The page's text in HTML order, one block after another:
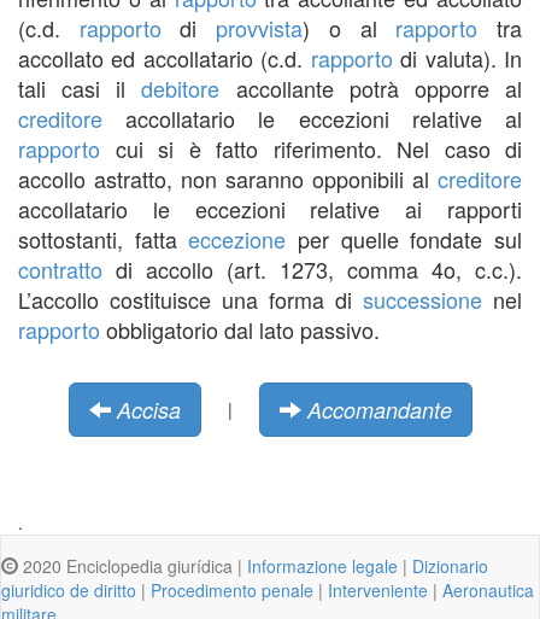
(c.d. rapporto di provvista) o al rapporto tra
accollato ed accollatario (c.d. rapporto di valuta). In
tali casi ildebitore accollante potrà opporre al
creditore accollatario le eccezioni relative al
rapporto cui si è fatto riferimento. Nel caso di
accollo astratto, non saranno opponibili al creditore
accollatario le eccezioni relative ai rapporti
sottostanti, fattaeccezione per quelle fondate sul
contratto di accollo (art. 1273, comma 4o, c.c.).
L’accollo costituisce una forma di successione nel
rapporto obbligatorio dal lato passivo.
Accisa | Accomandante
.
2020 Enciclopedia giurídica | Informazione legale | Dizionario
giuridico de diritto | Procedimento penale | Interveniente | Aeronautica
militare